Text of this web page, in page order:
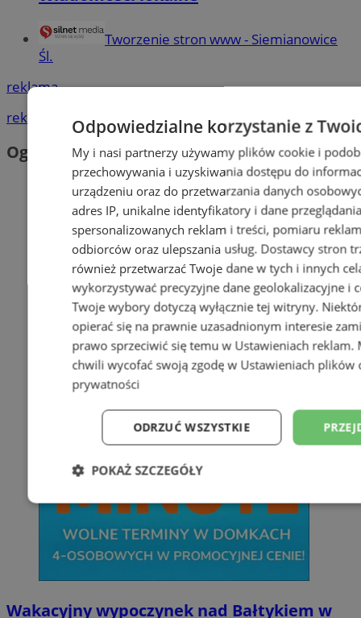
Tworzenie stron www - Siemianowice
Śl.
reklama
reklama
Ogłoszenia
Wakacyjny wypoczynek nad Bałtykiem w
Odpowiedzialne korzystanie z
My i nasi partnerzy używamy plików cookie i
przechowywania i uzyskiwania dostępu do
urządzeniu oraz do przetwarzania danych
adres IP, unikalne identyfikatory i dane
spersonalizowanych reklam i treści, pomiaru
odbiorców oraz ulepszania usług. Dostawcy stron
również przetwarzać Twoje dane w tych i innych
wykorzystywać precyzyjne dane geolokalizacyjne i
Twoje wybory dotyczą wyłącznie tej witryny.
opierać się na prawnie uzasadnionym interesie
prawo sprzeciwić się temu w Ustawieniach reklam.
chwili wycofać swoją zgodę w Ustawieniach plików
prywatności
ODRZUĆ WSZYSTKIE
POKAŻ SZCZEGÓŁY
Niezbędne Wydajność
Niesklasyfikowane